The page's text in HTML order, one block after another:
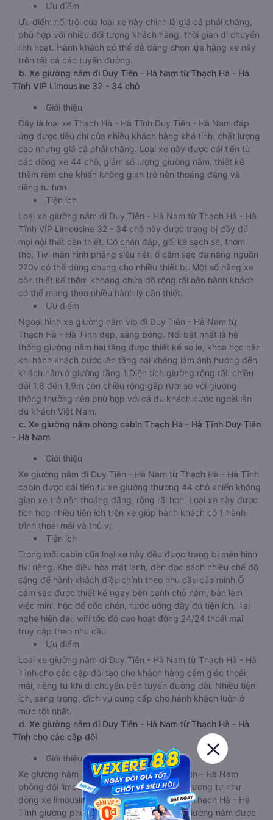
Ưu điểm
Ưu điểm nổi trội của loại xe này chính là giá cả phải chăng,
phù hợp với nhiều đối tượng khách hàng, thời gian di chuyển
linh hoạt. Hành khách có thể dễ dàng chọn lựa hãng xe này
trên tất cả các tuyến đường.
b. Xe giường nằm đi Duy Tiên - Hà Nam từ Thạch Hà - Hà
Tĩnh VIP Limousine 32 - 34 chỗ
Giới thiệu
Đây là loại xe Thạch Hà - Hà Tĩnh Duy Tiên - Hà Nam đáp
ứng được tiêu chí của nhiều khách hàng khó tính: chất lượng
cao nhưng giá cả phải chăng. Loại xe này được cải tiến từ
các dòng xe 44 chỗ, giảm số lượng giường nằm, thiết kế
thêm rèm che khiến không gian trở nên thoáng đãng và
riêng tư hơn.
Tiện ích
Loại xe giường nằm đi Duy Tiên - Hà Nam từ Thạch Hà - Hà
Tĩnh VIP Limousine 32 - 34 chỗ này được trang bị đầy đủ
mọi nội thất cần thiết. Có chăn đắp, gối kê sạch sẽ, thơm
tho, Tivi màn hình phẳng siêu nét, ổ cắm sạc đa năng nguồn
220v có thể dùng chung cho nhiều thiết bị. Một số hãng xe
còn thiết kế thêm khoang chứa đồ rộng rãi nên hành khách
có thể mang theo nhiều hành lý cần thiết.
Ưu điểm
Ngoại hình xe giường nằm vip đi Duy Tiên - Hà Nam từ
Thạch Hà - Hà Tĩnh đẹp, sáng bóng. Nổi bật nhất là hệ
thống giường nằm hai tầng được thiết kế so le, khoa học nên
khi hành khách bước lên tầng hai không làm ảnh hưởng đến
khách nằm ở giường tầng 1.Diện tích giường rộng rãi: chiều
dài 1,8 đến 1,9m còn chiều rộng gấp rưỡi so với giường
thông thường nên phù hợp với cả du khách nước ngoài lẫn
du khách Việt Nam.
c. Xe giường nằm phòng cabin Thạch Hà - Hà Tĩnh Duy Tiên
- Hà Nam
Giới thiệu
Xe giường nằm đi Duy Tiên - Hà Nam từ Thạch Hà - Hà Tĩnh
cabin được cải tiến từ xe giường thường 44 chỗ khiến không
gian xe trở nên thoáng đãng, rộng rãi hơn. Loại xe này được
tích hợp nhiều tiện ích trên xe giúp hành khách có 1 hành
trình thoải mái và thú vị.
Tiện ích
Trong mỗi cabin của loại xe này đều được trang bị màn hình
tivi riêng. Khe điều hòa mát lạnh, đèn đọc sách nhiều chế độ
sáng để hành khách điều chỉnh theo nhu cầu của mình.Ổ
cắm sạc được thiết kế ngay bên cạnh chỗ nằm, bàn làm
việc mini, hộc để cốc chén, nước uống đầy đủ tiện ích. Tai
nghe hiện đại, wifi tốc độ cao hoạt động 24/24 thoải mái
truy cập theo nhu cầu.
Ưu điểm
Loại xe giường nằm đi Duy Tiên - Hà Nam từ Thạch Hà - Hà
Tĩnh cho các cặp đôi tạo cho khách hàng cảm giác thoải
mái, riêng tư khi di chuyển trên tuyến đường dài. Nhiều tiện
ích, sang trọng, dịch vụ cung cấp cho hành khách luôn ở
mức tốt nhất.
d. Xe giường nằm đi Duy Tiên - Hà Nam từ Thạch Hà - Hà
Tĩnh cho các cặp đôi
Giới thiệu
Xe giường nằm Thạch Hà - Hà Tĩnh Duy Tiên - Hà Nam
phòng đôi limousine là dòng xe có thiết kế tương tự như
dòng xe limousine đi Duy Tiên - Hà Nam từ Thạch Hà - Hà
Tĩnh giường phòng. Tuy nhiên kích thước giường nằm được